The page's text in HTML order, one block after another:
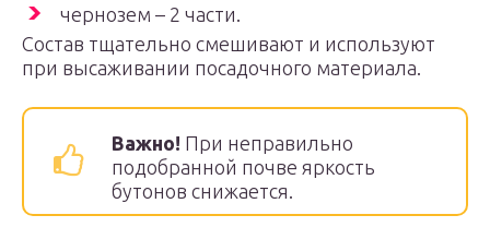
чернозем – 2 части.
Состав тщательно смешивают и используют
при высаживании посадочного материала.
Важно! При неправильно
подобранной почве яркость
бутонов снижается.